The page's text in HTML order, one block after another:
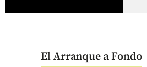
El Arranque a Fondo